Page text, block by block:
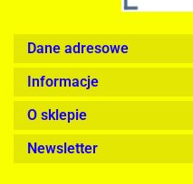
Dane adresowe
Informacje
O sklepie
Newsletter